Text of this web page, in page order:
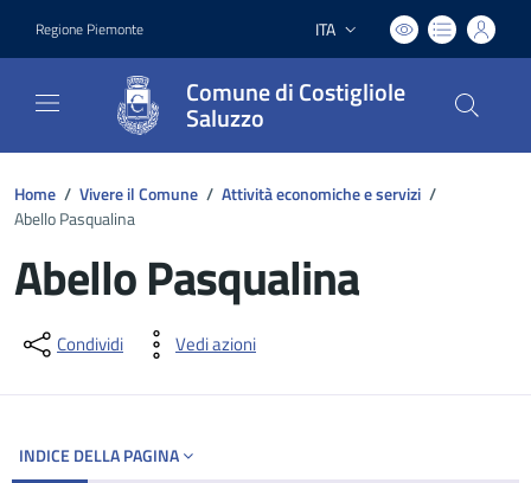
Regione Piemonte Lingua attiva:
ITA
Comune di Costigliole
Saluzzo
Home / Vivere il Comune / Attività economiche e servizi /
Abello Pasqualina
Abello Pasqualina
Dettagli del documento
Condividi Vedi azioni
INDICE DELLA PAGINA